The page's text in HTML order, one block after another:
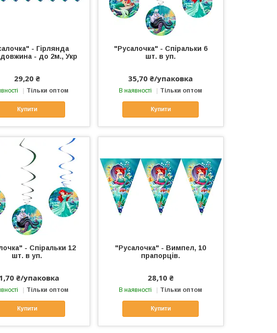
- Гірлянда
- до 2м., Укр
29,20 ₴
Тільки оптом
Купити
"Русалочка" - Спіральки 6
шт. в уп.
35,70 ₴/упаковка
В наявності Тільки оптом
Купити
- Спіральки 12
шт. в уп.
₴/упаковка
Тільки оптом
Купити
"Русалочка" - Вимпел, 10
прапорців.
28,10 ₴
В наявності Тільки оптом
Купити